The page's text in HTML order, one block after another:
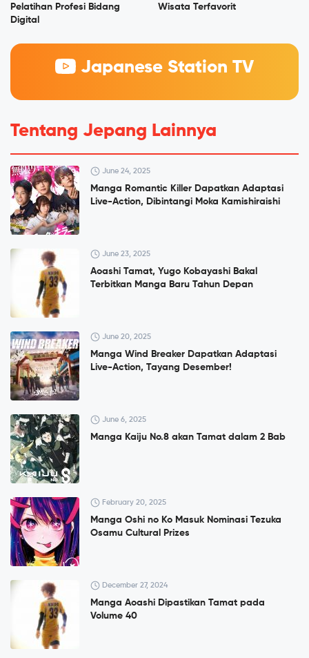
Pelatihan Profesi Bidang
Digital
Wisata Terfavorit
Japanese Station TV
Tentang Jepang Lainnya
June 24, 2025
Manga Romantic Killer Dapatkan Adaptasi
Live-Action, Dibintangi Moka Kamishiraishi
June 23, 2025
Aoashi Tamat, Yugo Kobayashi Bakal
Terbitkan Manga Baru Tahun Depan
June 20, 2025
Manga Wind Breaker Dapatkan Adaptasi
Live-Action, Tayang Desember!
June 6, 2025
Manga Kaiju No.8 akan Tamat dalam 2 Bab
February 20, 2025
Manga Oshi no Ko Masuk Nominasi Tezuka
Osamu Cultural Prizes
December 27, 2024
Manga Aoashi Dipastikan Tamat pada
Volume 40